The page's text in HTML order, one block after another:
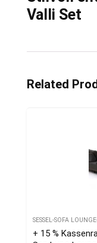
Valli Set
Related
SESSEL-SOFA
+ 15 %